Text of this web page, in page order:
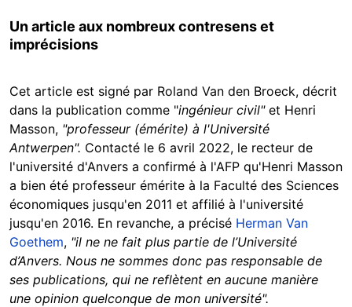
Un article aux nombreux contresens et
imprécisions
Cet article est signé par Roland Van den Broeck, décrit
dans la publication comme "ingénieur civil"et Henri
Masson, "professeur (émérite) à l'Université
Antwerpen". Contacté le 6 avril 2022, le recteur de
l'université d'Anvers a confirmé à l'AFP qu'Henri Masson
a bien été professeur émérite à la Faculté des Sciences
économiques jusqu'en 2011 et affilié à l'université
jusqu'en 2016. En revanche, a précisé Herman Van
Goethem, "il ne ne fait plus partie de l’Université
d’Anvers. Nous ne sommes donc pas responsable de
ses publications, qui ne reflètent en aucune manière
une opinion quelconque de mon université".